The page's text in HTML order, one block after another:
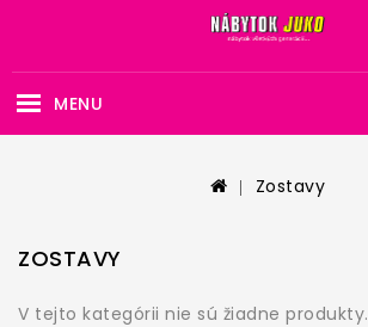
MENU
Zostavy
ZOSTAVY
V tejto kategórii nie sú žiadne produkty.